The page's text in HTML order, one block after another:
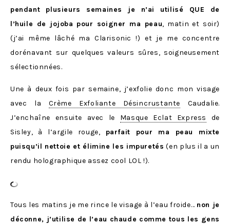
pendant plusieurs semaines je n’ai utilisé QUE de
l’huile de jojoba pour soigner ma peau, matin et soir)
(j’ai même lâché ma Clarisonic !) et je me concentre
dorénavant sur quelques valeurs sûres, soigneusement
sélectionnées.
Une à deux fois par semaine, j’exfolie donc mon visage
avec la Crème Exfoliante Désincrustante Caudalie.
J’enchaîne ensuite avec le Masque Eclat Express
de
Sisley, à l’argile rouge, parfait pour ma peau mixte
puisqu’il nettoie et élimine les impuretés (en plus il a un
rendu holographique assez cool LOL !).
Tous les matins je me rince le visage à l’eau froide… non je
déconne, j’utilise de l’eau chaude comme tous les gens